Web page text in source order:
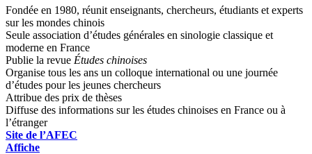
Fondée en 1980, réunit enseignants, chercheurs, étudiants et experts
sur les mondes chinois
Seule association d’études générales en sinologie classique et
moderne en France
Publie la revue Études chinoises
Organise tous les ans un colloque international ou une journée
d’études pour les jeunes chercheurs
Attribue des prix de thèses
Diffuse des informations sur les études chinoises en France ou à
l’étranger
Site de l’AFEC
Affiche